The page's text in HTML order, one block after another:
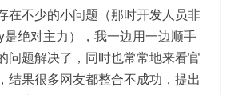
在不少的小问题（那时开发人员非
绝对主力），我一边用一边顺手
问题解决了，同时也常常地来看官
结果很多网友都整合不成功，提出